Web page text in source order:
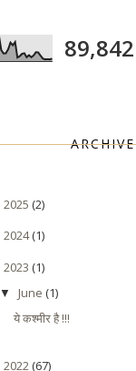
89,842
ARCHIVE
2025 (2)
2024(1)
2023 (1)
▼ June (1)
ये कश्मीर है !!!
2022(67)